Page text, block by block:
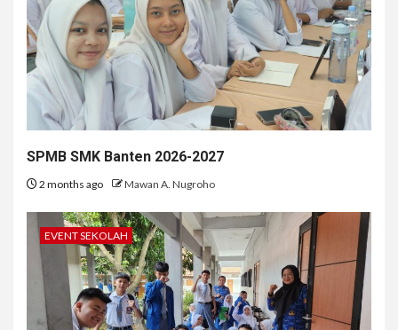
SPMB SMK Banten 2026-2027
2 months ago Mawan A. Nugroho
EVENT SEKOLAH